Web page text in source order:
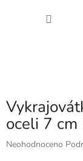
oceli 7
Průměrné
Neohodnoceno